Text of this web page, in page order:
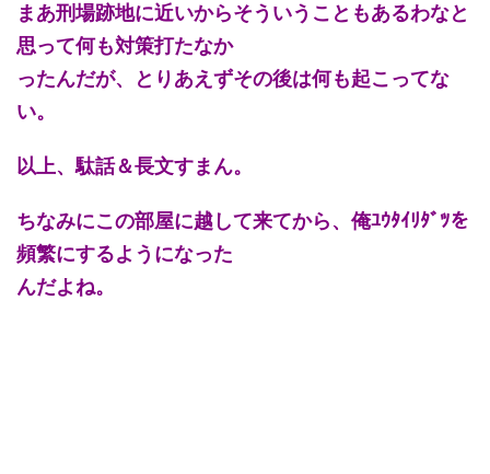
まあ刑場跡地に近いからそういうこともあるわなと
思って何も対策打たなか
ったんだが、とりあえずその後は何も起こってな
い。
以上、駄話＆長文すまん。
ちなみにこの部屋に越して来てから、俺ﾕｳﾀｲﾘﾀﾞﾂを
頻繁にするようになった
んだよね。